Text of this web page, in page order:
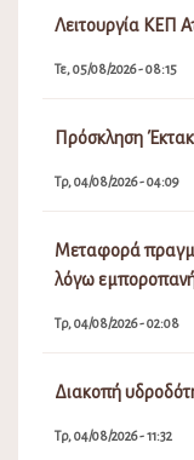
Λειτουργία ΚΕΠ
Τε, 05/08/2026 - 08:15
Πρόσκληση
Τρ, 04/08/2026 - 04:09
Μεταφορά
λόγω
Τρ, 04/08/2026 - 02:08
Διακοπή
Τρ, 04/08/2026 - 11:32